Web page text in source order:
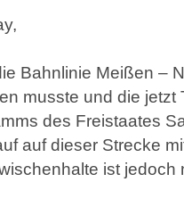
Bahnlinie Meißen –
musste und die jetzt
des Freistaates
auf dieser Strecke
ist jedoch